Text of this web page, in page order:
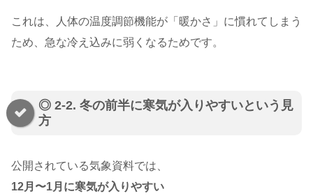
これは、人体の温度調節機能が「暖かさ」に慣れてしまう
ため、急な冷え込みに弱くなるためです。
◎ 2-2. 冬の前半に寒気が入りやすいという見
方
公開されている気象資料では、
12月〜1月に寒気が入りやすい